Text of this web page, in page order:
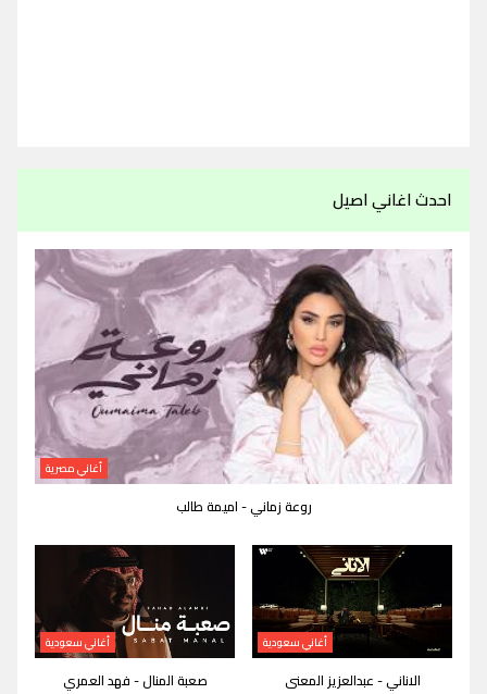
احدث اغاني اصيل
أغاني مصرية
روعة زماني - اميمة طالب
أغاني سعودية
الاناني - عبدالعزيز المعنى
أغاني سعودية
صعبة المنال - فهد العمري